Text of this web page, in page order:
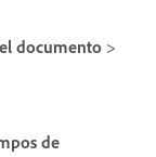
documento >
de